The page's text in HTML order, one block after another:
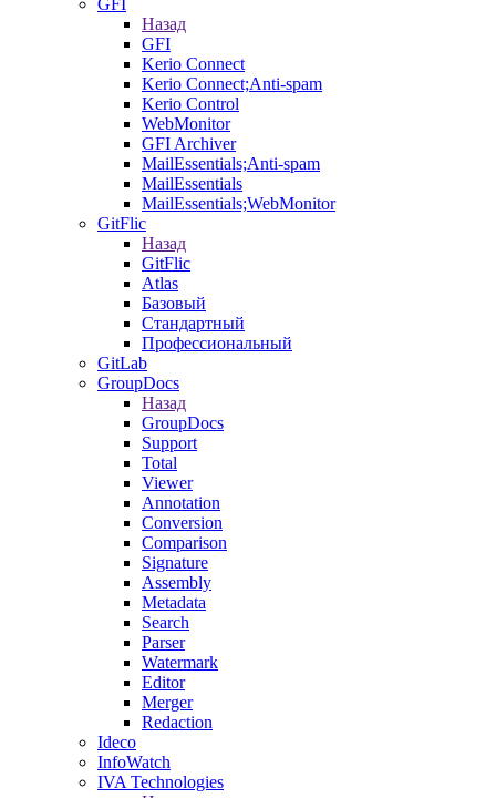
GFI
Назад
GFI
Kerio Connect
Kerio Connect;Anti-spam
Kerio Control
WebMonitor
GFI Archiver
MailEssentials;Anti-spam
MailEssentials
MailEssentials;WebMonitor
GitFlic
Назад
GitFlic
Atlas
Базовый
Стандартный
Профессиональный
GitLab
GroupDocs
Назад
GroupDocs
Support
Total
Viewer
Annotation
Conversion
Comparison
Signature
Assembly
Metadata
Search
Parser
Watermark
Editor
Merger
Redaction
Ideco
InfoWatch
IVA Technologies